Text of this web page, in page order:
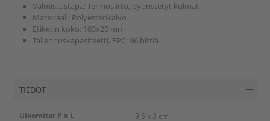
Valmistustapa: Termosiirto, pyöristetyt kulmat
Materiaali: Polyesterikalvo
Etiketin koko: 103x20 mm
Tallennuskapasiteetti, EPC: 96 bittiä
TIEDOT
Ulkomitat P x L 9,5 x 3 cm